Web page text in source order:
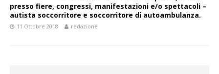
presso fiere, congressi, manifestazioni e/o spettacoli –
autista soccorritore e soccorritore di autoambulanza.
11 Ottobre 2018 redazione